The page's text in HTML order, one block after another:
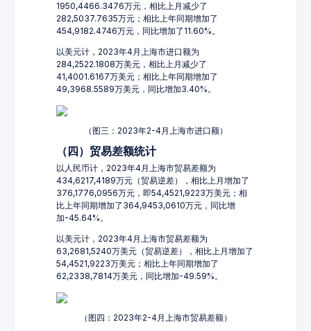
1950,4466.3476万元，相比上月减少了
282,5037.7635万元；相比上年同期增加了
454,9182.4746万元，同比增加了11.60%。
以美元计，2023年4月上海市进口额为
284,2522.1808万美元，相比上月减少了
41,4001.6167万美元；相比上年同期增加了
49,3968.5589万美元，同比增加3.40%。
（图三：2023年2-4月上海市进口额）
（四）贸易差额统计
以人民币计，2023年4月上海市贸易差额为
434,6217,4189万元（贸易逆差），相比上月增加了
376,1776,0956万元，即54,4521,9223万美元；相
比上年同期增加了364,9453,0610万元，同比增
加-45.64%。
以美元计，2023年4月上海市贸易差额为
63,2681,5240万美元（贸易逆差），相比上月增加了
54,4521,9223万美元；相比上年同期增加了
62,2338,7814万美元，同比增加-49.59%。
（图四：2023年2-4月上海市贸易差额）